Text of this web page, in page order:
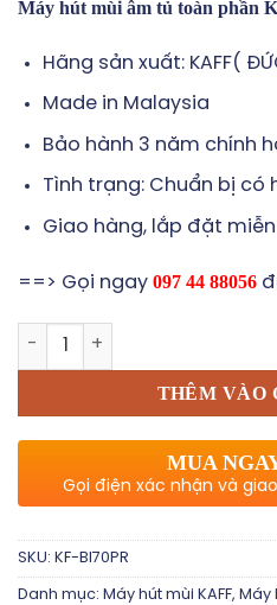
Máy hút mùi âm tủ toàn phần
Hãng sản xuất: KAFF(
Made in Malaysia
Bảo hành 3 năm chính
Tình trạng: Chuẩn bị có
Giao hàng, lắp đặt
==> Gọi ngay 097 44 88056
Máy hút mùi âm tủ toàn phần
THÊM VÀO
MUA
Gọi điện xác nhận và
SKU: KF-BI70PR
Danh mục: Máy hút mùi KAFF, Máy